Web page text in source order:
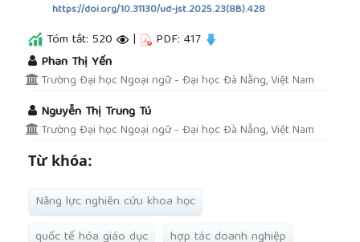
https://doi.org/10.31130/ud-jst.2025.23(8B).428
Tóm tắt: 520 | PDF: 417
Phan Thị Yến
Trường Đại học Ngoại ngữ - Đại học Đà Nẵng, Việt Nam
Nguyễn Thị Trung Tú
Trường Đại học Ngoại ngữ - Đại học Đà Nẵng, Việt Nam
Từ khóa:
Năng lực nghiên cứu khoa học
quốc tế hóa giáo dục
hợp tác doanh nghiệp